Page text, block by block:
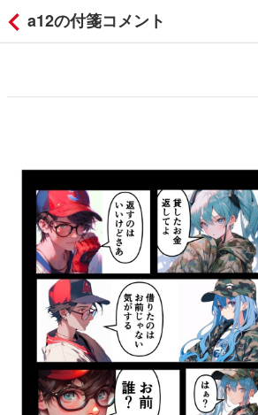
a12の付箋コメント